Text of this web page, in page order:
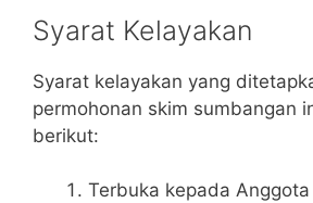
Syarat Kelayakan
Syarat kelayakan yang
permohonan skim sumbangan
berikut:
Terbuka kepada Anggota